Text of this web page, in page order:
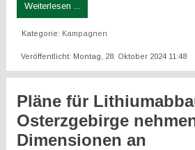
Weiterlesen ...
Kategorie: Kampagnen
Veröffentlicht: Montag, 28. Oktober 2024 11:48
Pläne für
Osterzgebirge
Dimensionen an